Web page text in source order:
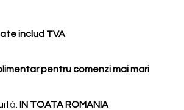
includ TVA
pentru comenzi mai mari
ă: IN TOATA ROMANIA